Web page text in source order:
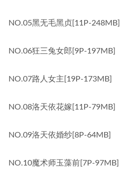
NO.05黑无毛黑贞[11P-248MB]
NO.06狂三兔女郎[9P-197MB]
NO.07路人女主[19P-173MB]
NO.08洛天依花嫁[11P-79MB]
NO.09洛天依婚纱[8P-64MB]
NO.10魔术师玉藻前[7P-97MB]